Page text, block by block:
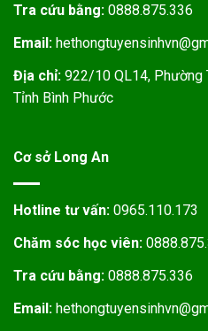
Tra cứu bằng: 0888.875.336
Email:
Địa chỉ: 922/10 QL14, Phường
Tỉnh Bình Phước
Cơ sở Long An
Hotline tư vấn: 0965.110.173
Chăm sóc học viên:
Tra cứu bằng: 0888.875.336
Email: